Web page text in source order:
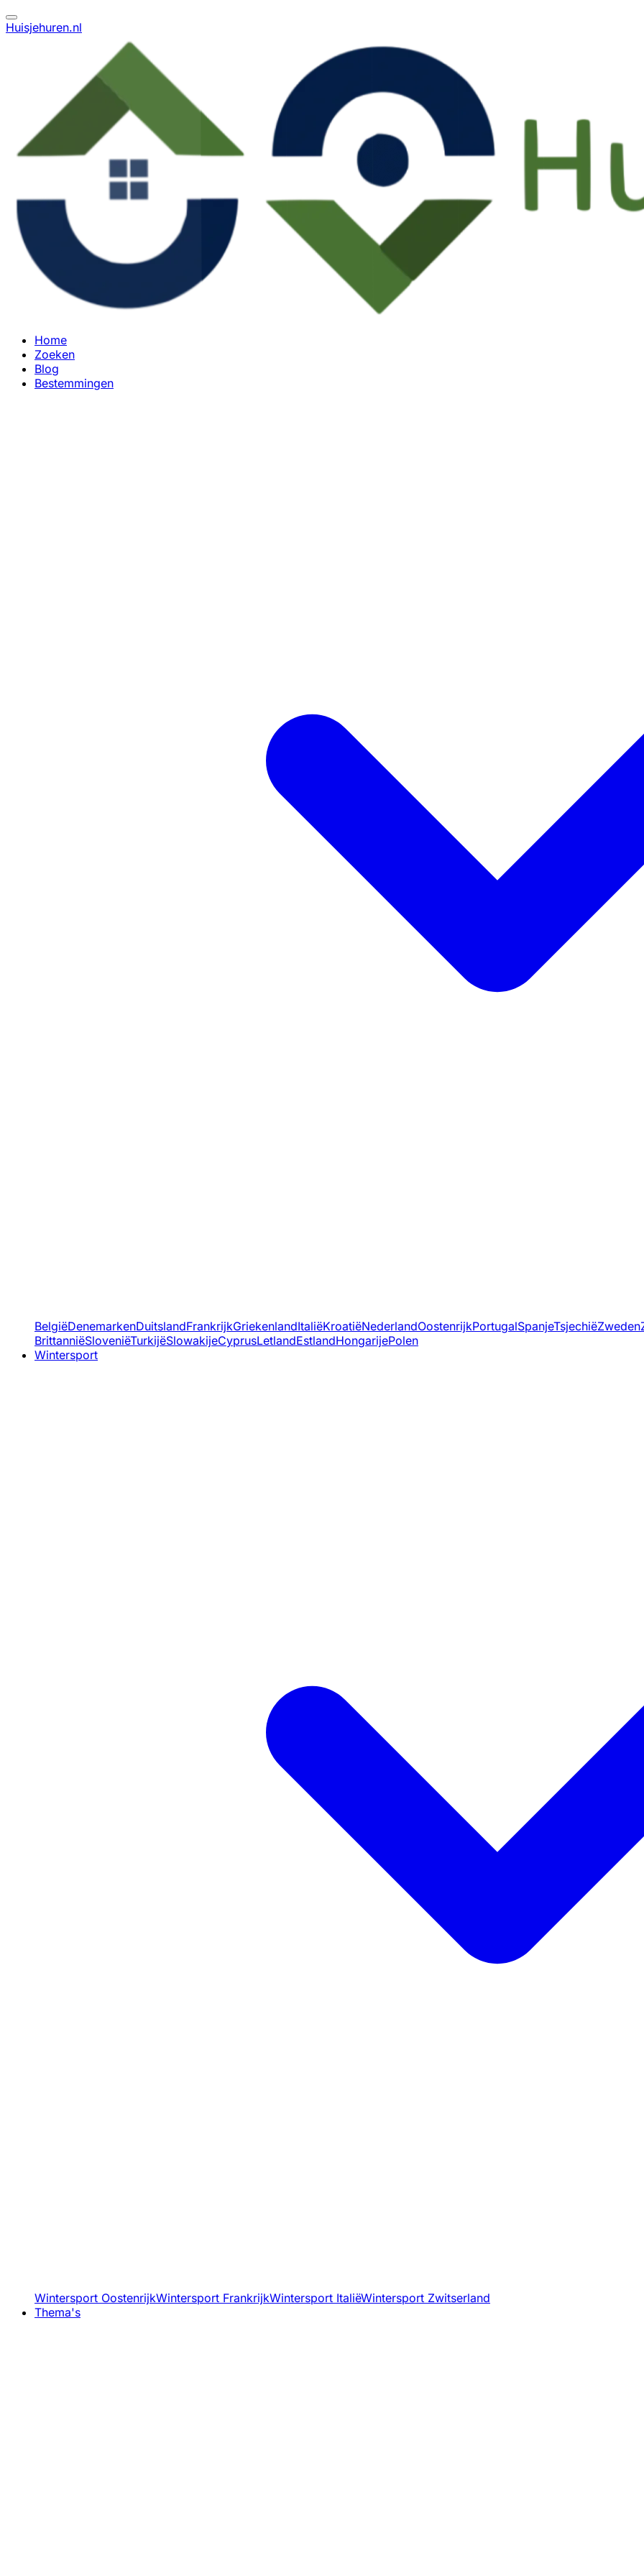
Huisjehuren.nl
Home
Zoeken
Blog
Bestemmingen
BelgiëDenemarkenDuitslandFrankrijkGriekenlandItaliëKroatiëNederlandOostenrijkPortugalSpanjeTsjechiëZweden
BrittanniëSloveniëTurkijëSlowakijeCyprusLetlandEstlandHongarijePolen
Wintersport
Wintersport OostenrijkWintersport FrankrijkWintersport ItaliëWintersport Zwitserland
Thema's